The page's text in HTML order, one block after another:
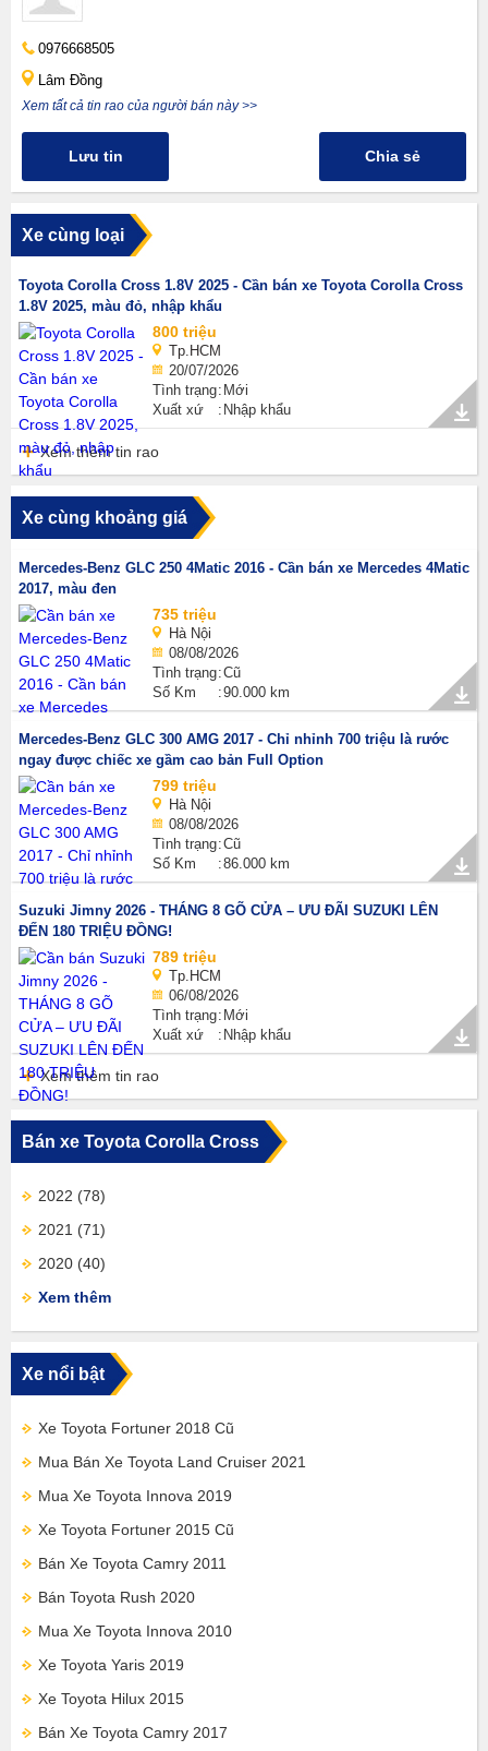
0976668505
Lâm Đồng
Xem tất cả tin rao của người bán này >>
Lưu tin Chia sẻ
Xe cùng loại
Toyota Corolla Cross 1.8V 2025 - Cần bán xe Toyota Corolla Cross
1.8V 2025, màu đỏ, nhập khẩu
800 triệu
Tp.HCM
20/07/2026
Tình trạng Mới
Xuất xứ
Nhập khẩu
Xem thêm tin rao
Xe cùng khoảng giá
Mercedes-Benz GLC 250 4Matic 2016 - Cần bán xe Mercedes 4Matic
2017, màu đen
735 triệu
Hà Nội
08/08/2026
Tình trạng Cũ
Số Km
90.000 km
Mercedes-Benz GLC 300 AMG 2017 - Chỉ nhỉnh 700 triệu là rước
ngay được chiếc xe gầm cao bản Full Option
799 triệu
Hà Nội
08/08/2026
Tình trạng Cũ
Số Km
86.000 km
Suzuki Jimny 2026 - THÁNG 8 GÕ CỬA – ƯU ĐÃI SUZUKI LÊN
ĐẾN 180 TRIỆU ĐỒNG!
789 triệu
Tp.HCM
06/08/2026
Tình trạng Mới
Xuất xứ
Nhập khẩu
Xem thêm tin rao
Bán xe Toyota Corolla Cross
2022 (78)
2021 (71)
2020 (40)
Xem thêm
Xe nổi bật
Xe Toyota Fortuner 2018 Cũ
Mua Bán Xe Toyota Land Cruiser 2021
Mua Xe Toyota Innova 2019
Xe Toyota Fortuner 2015 Cũ
Bán Xe Toyota Camry 2011
Bán Toyota Rush 2020
Mua Xe Toyota Innova 2010
Xe Toyota Yaris 2019
Xe Toyota Hilux 2015
Bán Xe Toyota Camry 2017